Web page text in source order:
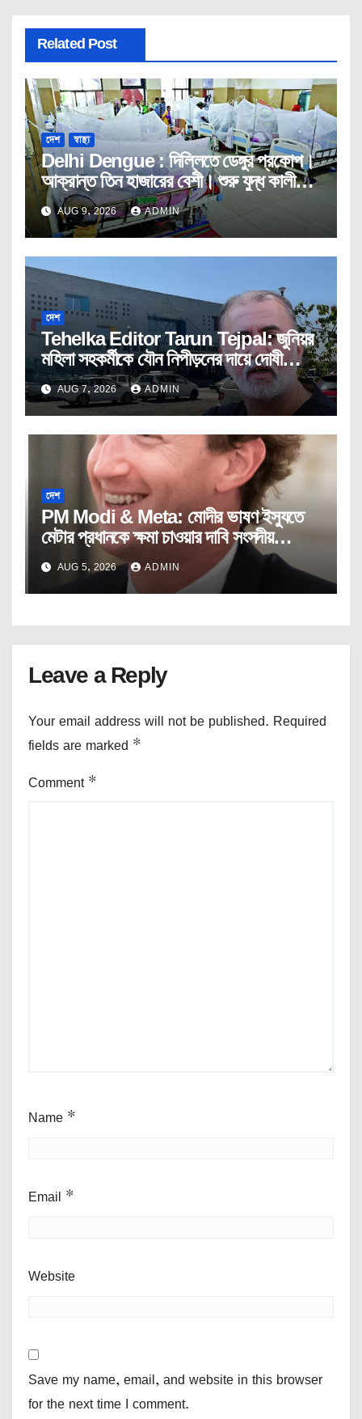
Related Post
দেশ স্বাস্থ্য
Delhi Dengue : দিল্লিতে ডেঙ্গুর প্রকোপ।
আক্রান্ত তিন হাজারের বেশী। শুরু যুদ্ধ কালীন
তৎপরতা।
AUG 9, 2026 ADMIN
দেশ
Tehelka Editor Tarun Tejpal: জুনিয়র
মহিলা সহকর্মীকে যৌন নিপীড়নের দায়ে দোষী
সাব্যস্ত তেহেলকার সম্পাদক।
AUG 7, 2026 ADMIN
দেশ
PM Modi & Meta: মোদীর ভাষণ ইস্যুতে
মেটার প্রধানকে ক্ষমা চাওয়ার দাবি সংসদীয়
প্যানেলের।
AUG 5, 2026 ADMIN
Leave a Reply
Your email address will not be published. Required
fields are marked *
Comment *
Name *
Email *
Website
Save my name, email, and website in this browser
for the next time I comment.